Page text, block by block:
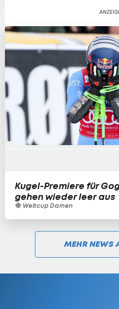
Kugel-Premiere für
gehen wieder leer aus
Weltcup Damen
MEHR NEWS